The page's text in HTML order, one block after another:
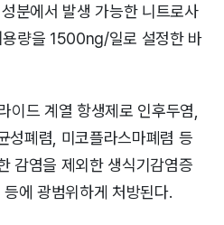
분에서 발생 가능한 니트로사
용량을 1500ng/일로 설정한 바
이드 계열 항생제로 인후두염,
성폐렴, 미코플라스마폐렴 등
감염을 제외한 생식기감염증
에 광범위하게 처방된다.